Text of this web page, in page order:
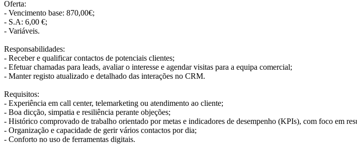
Oferta:
- Vencimento base: 870,00€;
- S.A: 6,00 €;
- Variáveis.
Responsabilidades:
- Receber e qualificar contactos de potenciais clientes;
- Efetuar chamadas para leads, avaliar o interesse e agendar visitas para a equipa comercial;
- Manter registo atualizado e detalhado das interações no CRM.
Requisitos:
- Experiência em call center, telemarketing ou atendimento ao cliente;
- Boa dicção, simpatia e resiliência perante objeções;
- Histórico comprovado de trabalho orientado por metas e indicadores de desempenho (KPIs), com foco em
- Organização e capacidade de gerir vários contactos por dia;
- Conforto no uso de ferramentas digitais.